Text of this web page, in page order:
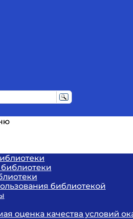
библиотеки
библиотекой
оценка качества условий